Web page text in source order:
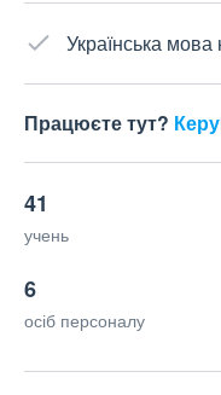
Українська мова
Працюєте тут?
41
учень
6
осіб персоналу